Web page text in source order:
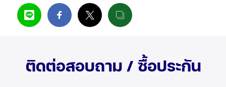
ติดต่อสอบถาม / ซื้อประกัน